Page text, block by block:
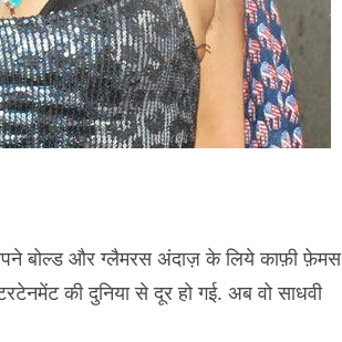
बोल्ड और ग्लैमरस अंदाज़ के लिये काफ़ी फ़ेमस
की दुनिया से दूर हो गई. अब वो साधवी